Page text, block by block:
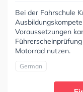
Bei der Fahrschule
Voraussetzungen
Motorrad nutzen.
German